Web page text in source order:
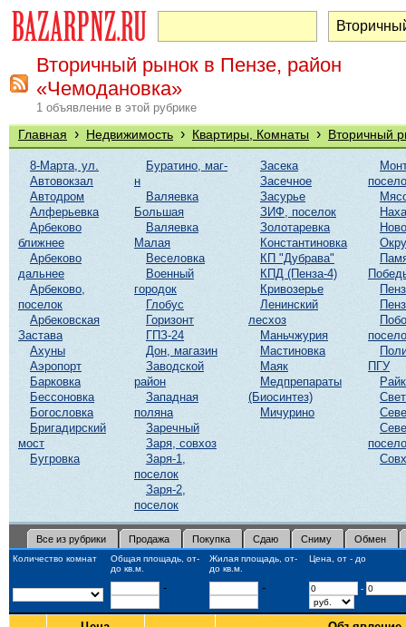
Вторичный рынок в Пензе, район
«Чемодановка»
1 объявление в этой рубрике
Главная › Недвижимость › Квартиры, Комнаты › Вторичный
8-Марта, ул.
Автовокзал
Автодром
Алферьевка
Арбеково
ближнее
Арбеково
дальнее
Арбеково,
поселок
Арбековская
Застава
Ахуны
Аэропорт
Барковка
Бессоновка
Богословка
Бригадирский
мост
Бугровка
Буратино, маг-
н
Валяевка
Большая
Валяевка
Малая
Веселовка
Военный
городок
Глобус
Горизонт
ГПЗ-24
Дон, магазин
Заводской
район
Западная
поляна
Заречный
Заря, совхоз
Заря-1,
поселок
Заря-2,
поселок
Засека
Засечное
Засурье
ЗИФ, поселок
Золотаревка
Константиновка
КП "Дубрава"
КПД (Пенза-4)
Кривозерье
Ленинский
лесхоз
Маньчжурия
Мастиновка
Маяк
Медпрепараты
(Биосинтез)
Мичурино
ПГУ
Все из рубрики Продажа Покупка Сдаю Сниму Обмен
Количество комнат
Общая площадь, от-
до кв.м.
Жилая площадь, от-
до кв.м.
Цена, от - до
- - -